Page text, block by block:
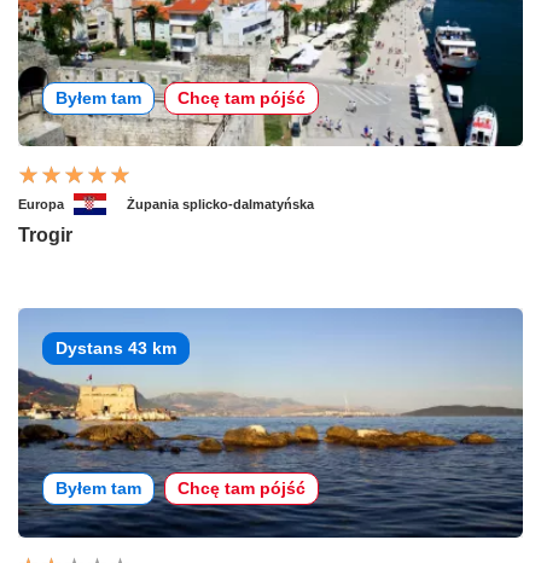
Byłem tam Chcę tam pójść
Europa Żupania splicko-dalmatyńska
Trogir
Dystans 43 km
Byłem tam Chcę tam pójść